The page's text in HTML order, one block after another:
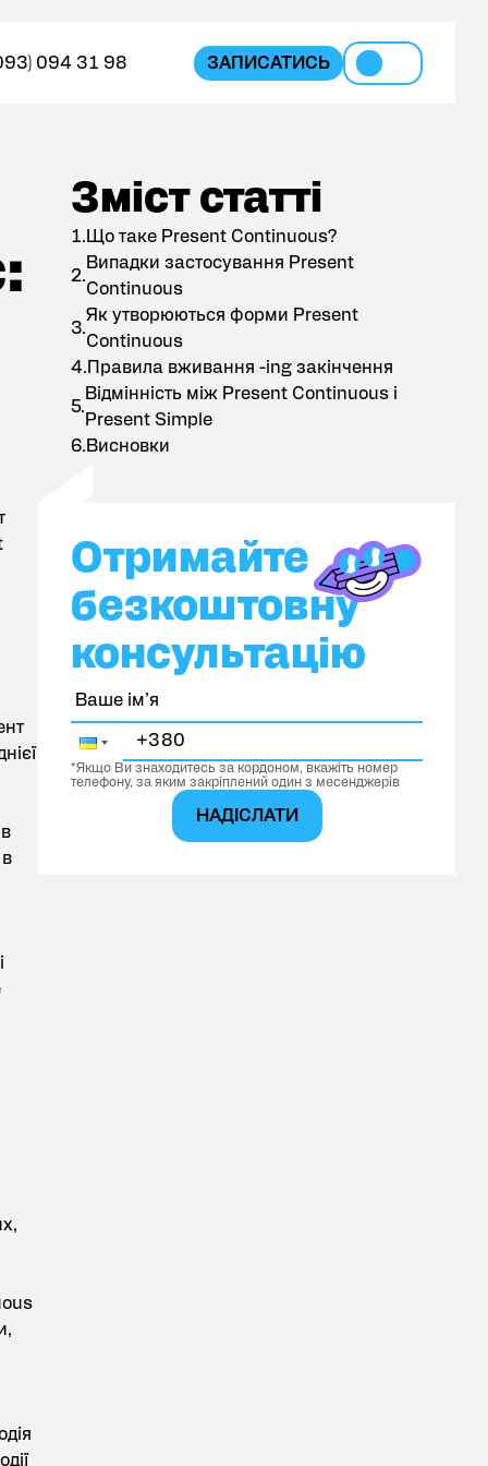
094 31 98 ЗАПИСАТИСЬ UA
Зміст статті
Зміст статті
Що таке Present Continuous?
Випадки застосування Present
Continuous
Як утворюються форми Present
Continuous
Правила вживання -ing закінчення
Відмінність між Present Continuous і
Present Simple
Висновки
Отримайте безкоштовну консультацію
Отримайте
безкоштовну
консультацію
*Якщо Ви знаходитесь за кордоном, вкажіть номер
телефону, за яким закріплений один з месенджерів
НАДІСЛАТИ